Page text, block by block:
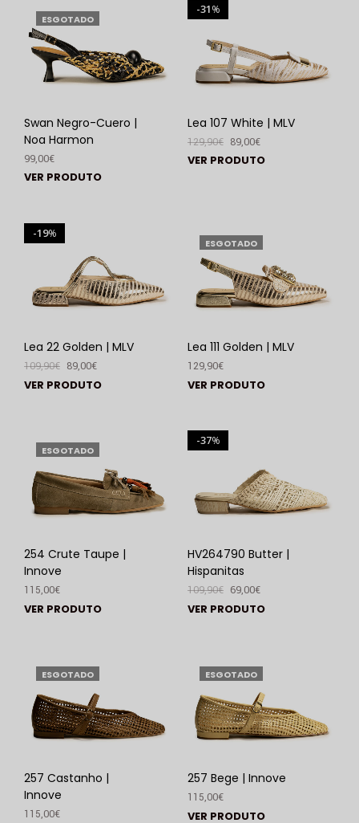
ESGOTADO
Swan Negro-Cuero |
Noa Harmon
99,00€
VER PRODUTO
%
31
Lea 107 White | MLV
129,90€ 89,00€
VER PRODUTO
%
19
Lea 22 Golden | MLV
109,90€ 89,00€
VER PRODUTO
ESGOTADO
Lea 111 Golden | MLV
129,90€
VER PRODUTO
ESGOTADO
254 Crute Taupe |
Innove
115,00€
VER PRODUTO
%
37
HV264790 Butter |
Hispanitas
109,90€ 69,00€
VER PRODUTO
ESGOTADO
257 Castanho |
Innove
115,00€
ESGOTADO
257 Bege | Innove
115,00€
VER PRODUTO